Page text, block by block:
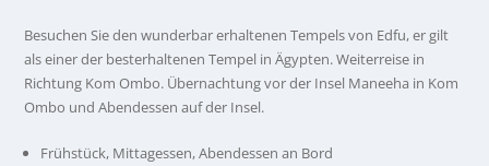
Besuchen Sie den wunderbar erhaltenen Tempels von Edfu, er gilt
als einer der besterhaltenen Tempel in Ägypten. Weiterreise in
Richtung Kom Ombo. Übernachtung vor der Insel Maneeha in Kom
Ombo und Abendessen auf der Insel.
Frühstück, Mittagessen, Abendessen an Bord